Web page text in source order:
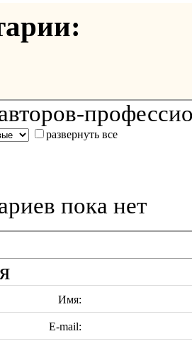
развернуть все
пока нет
Имя:
E-mail: